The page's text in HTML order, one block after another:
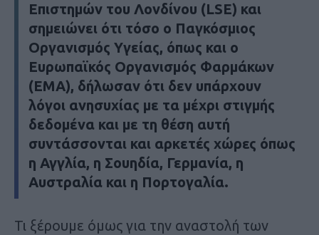
Επιστημών του Λονδίνου (LSE) και
σημειώνει ότι τόσο ο Παγκόσμιος
Οργανισμός Υγείας, όπως και ο
Ευρωπαϊκός Οργανισμός Φαρμάκων
(ΕΜΑ), δήλωσαν ότι δεν υπάρχουν
λόγοι ανησυχίας με τα μέχρι στιγμής
δεδομένα και με τη θέση αυτή
συντάσσονται και αρκετές χώρες όπως
η Αγγλία, η Σουηδία, Γερμανία, η
Αυστραλία και η Πορτογαλία.
Τι ξέρουμε όμως για την αναστολή των